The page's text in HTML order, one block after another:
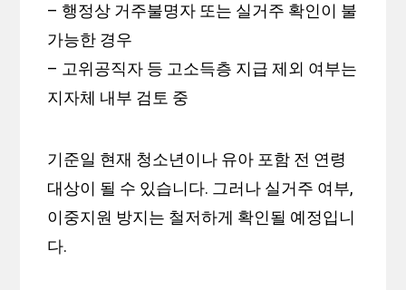
– 행정상 거주불명자 또는 실거주 확인이 불
가능한 경우
– 고위공직자 등 고소득층 지급 제외 여부는
지자체 내부 검토 중
기준일 현재 청소년이나 유아 포함 전 연령
대상이 될 수 있습니다. 그러나 실거주 여부,
이중지원 방지는 철저하게 확인될 예정입니
다.